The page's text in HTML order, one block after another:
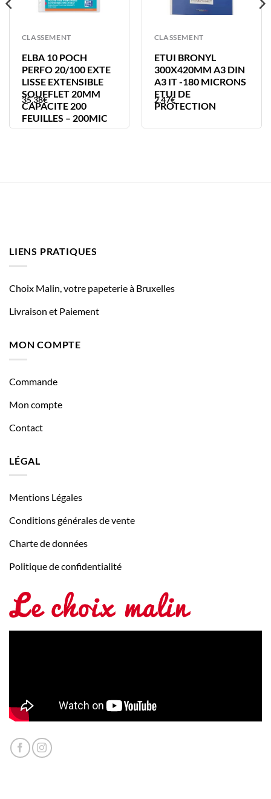
CLASSEMENT
ELBA 10 POCH
PERFO 20/100 EXTE
LISSE EXTENSIBLE
SOUFFLET 20MM
CAPACITE 200
FEUILLES – 200MIC
35,38€
CLASSEMENT
ETUI BRONYL
300X420MM A3 DIN
A3 IT -180 MICRONS
ETUI DE
PROTECTION
2,47€
LIENS PRATIQUES
Choix Malin, votre papeterie à Bruxelles
Livraison et Paiement
MON COMPTE
Commande
Mon compte
Contact
LÉGAL
Mentions Légales
Conditions générales de vente
Charte de données
Politique de confidentialité